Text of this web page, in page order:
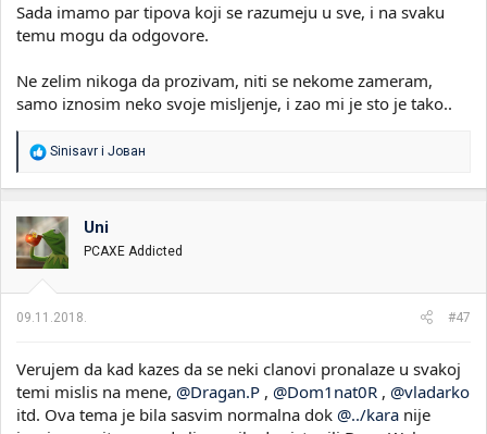
Sada imamo par tipova koji se razumeju u sve, i na svaku
temu mogu da odgovore.
Ne zelim nikoga da prozivam, niti se nekome zameram,
samo iznosim neko svoje misljenje, i zao mi je sto je tako..
R
a
o
v
a
n
:
Sinisavr i Јован
Uni
PCAXE Addicted
09.11.2018. #47
Verujem da kad kazes da se neki clanovi pronalaze u svakoj
temi mislis na mene, @Dragan.P , @Dom1nat0R , @vladarko
itd. Ova tema je bila sasvim normalna dok @../kara nije